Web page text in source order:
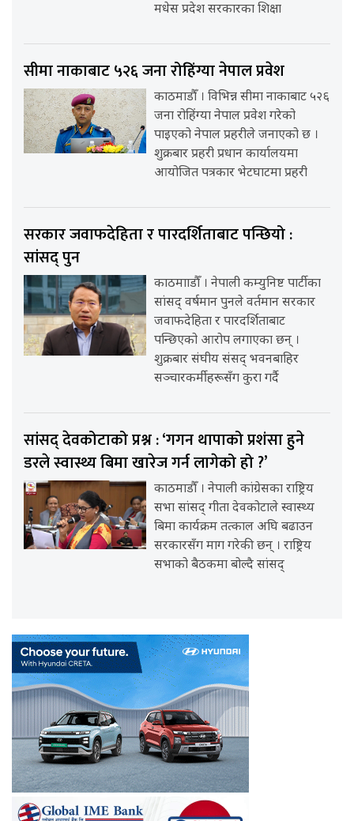
मधेस प्रदेश सरकारका शिक्षा
सीमा नाकाबाट ५२६ जना रोहिंग्या नेपाल प्रवेश
काठमाडौँ । विभिन्न सीमा नाकाबाट ५२६
जना रोहिंग्या नेपाल प्रवेश गरेको
पाइएको नेपाल प्रहरीले जनाएको छ ।
शुक्रबार प्रहरी प्रधान कार्यालयमा
आयोजित पत्रकार भेटघाटमा प्रहरी
सरकार जवाफदेहिता र पारदर्शिताबाट पन्छियो :
सांसद् पुन
काठमााडौँ । नेपाली कम्युनिष्ट पार्टीका
सांसद् वर्षमान पुनले वर्तमान सरकार
जवाफदेहिता र पारदर्शिताबाट
पन्छिएको आरोप लगाएका छन् ।
शुक्रबार संघीय संसद् भवनबाहिर
सञ्चारकर्मीहरूसँग कुरा गर्दै
सांसद् देवकोटाको प्रश्न : ‘गगन थापाको प्रशंसा हुने
डरले स्वास्थ्य बिमा खारेज गर्न लागेको हो ?’
काठमाडौँ । नेपाली कांग्रेसका राष्ट्रिय
सभा सांसद् गीता देवकोटाले स्वास्थ्य
बिमा कार्यक्रम तत्काल अघि बढाउन
सरकारसँग माग गरेकी छन् । राष्ट्रिय
सभाको बैठकमा बोल्दै सांसद्